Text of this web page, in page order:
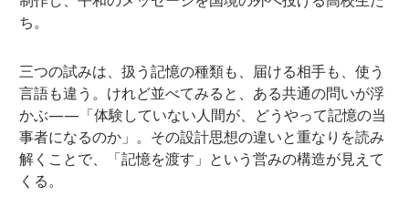
ち。
三つの試みは、扱う記憶の種類も、届ける相手も、使う
言語も違う。けれど並べてみると、ある共通の問いが浮
かぶ——「体験していない人間が、どうやって記憶の当
事者になるのか」。その設計思想の違いと重なりを読み
解くことで、「記憶を渡す」という営みの構造が見えて
くる。